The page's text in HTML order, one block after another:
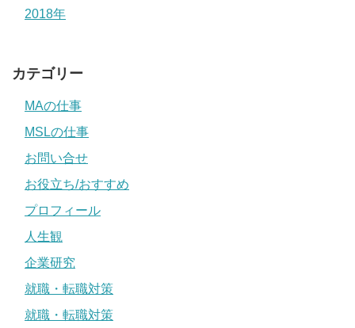
2018年
カテゴリー
MAの仕事
MSLの仕事
お問い合せ
お役立ち/おすすめ
プロフィール
人生観
企業研究
就職・転職対策
就職・転職対策